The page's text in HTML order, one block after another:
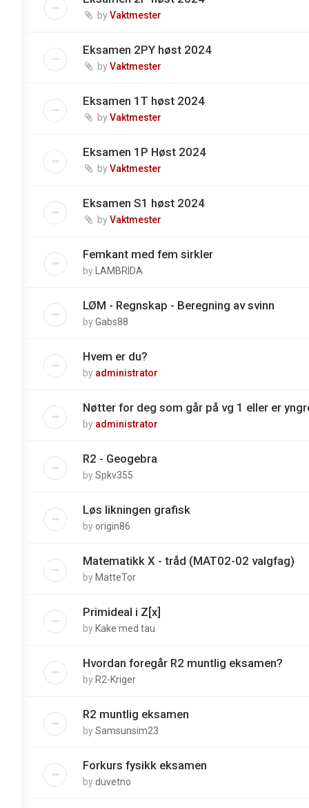
byVaktmester
Eksamen 2PY høst 2024
byVaktmester
Eksamen 1T høst 2024
byVaktmester
Eksamen 1P Høst 2024
byVaktmester
Eksamen S1 høst 2024
byVaktmester
Femkant med fem sirkler
by LAMBRIDA
LØM - Regnskap - Beregning av svinn
byGabs88
Hvem er du?
by administrator
Nøtter for deg som går på vg 1 eller er
by administrator
R2 - Geogebra
bySpkv355
Løs likningen grafisk
byorigin86
Matematikk X - tråd (MAT02-02 valgfag)
by MatteTor
Primideal i Z[x]
by Kake med tau
Hvordan foregår R2 muntlig eksamen?
by R2-Kriger
R2 muntlig eksamen
bySamsunsim23
Forkurs fysikk eksamen
byduvetno